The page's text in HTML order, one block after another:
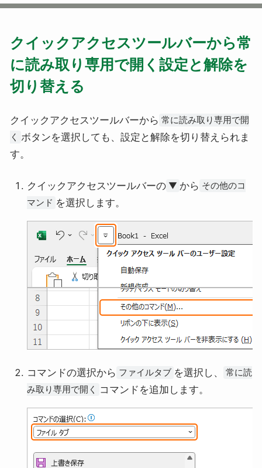
クイックアクセスツールバーから常
に読み取り専用で開く設定と解除を
切り替える
クイックアクセスツールバーから 常に読み取り専用で開
く ボタンを選択しても、設定と解除を切り替えられま
す。
クイックアクセスツールバーの ▼ から その他のコ
マンド を選択します。
コマンドの選択から ファイルタブ を選択し、
常に読
み取り専用で開く
コマンドを追加します。